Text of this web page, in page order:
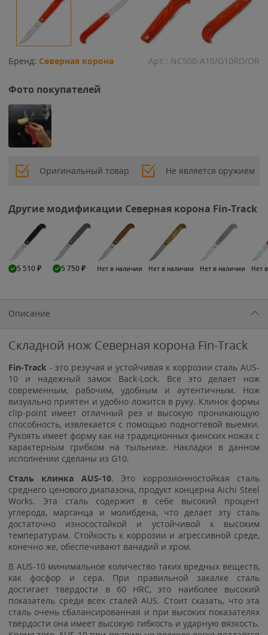
Бренд: Северная корона Арт.: NC500-A10/G10RD/OR
Фото покупателей
Оригинальный товар Не является оружием
Другие модификации Северная корона Fin-Track
5 510₽ 5 750₽ Нет в наличии Нет в наличии Нет в наличии Нет
Описание
Складной нож Северная корона Fin-Track
Fin-Track - это резучая и устойчивая к коррозии сталь AUS-
10 и надежный замок Back-Lock. Все это делает нож
современным, рабочим, удобным и аутентичным. Нож
визуально приятен и удобно ложится в руку. Клинок формы
clip-point имеет отличный рез и высокую проникающую
способность, извлекается с помощью подногтевой выемки.
Рукоять имеет форму как на традиционных финских ножах с
характерным грибком на тыльнике. Накладки в данном
исполнении сделаны из G10.
Сталь клинка
AUS-10. Это коррозионностойкая сталь
среднего ценового диапазона, продукт концерна Aichi Steel
Works. Эта сталь содержит в себе высокий процент
углерода, марганца и молибдена, что делает эту сталь
достаточно износостойкой и устойчивой к высоким
температурам. Стойкость к коррозии и агрессивной среде,
конечно же, обеспечивают ванадий и хром.
В AUS-10 минимальное количество таких вредных веществ,
как фосфор и сера. При правильной закалке сталь
достигает твёрдости в 60 HRC, это наиболее высокий
показатель среди всех сталей AUS. Стоит сказать, что эта
сталь очень сбалансированная и при высоких показателях
твёрдости она имеет высокую гибкость и ударную вязкость.